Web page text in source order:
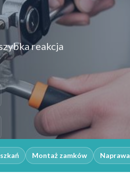
reakcja
Montaż zamków